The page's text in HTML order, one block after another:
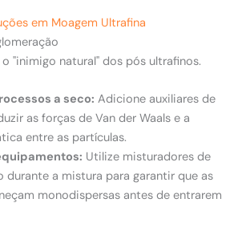
em Moagem Ultrafina
"inimigo natural" dos pós ultrafinos.
a seco: Adicione auxiliares de
as forças de Van der Waals e a
entre as partículas.
Utilize misturadores de
durante a mistura para garantir que as
monodispersas antes de entrarem